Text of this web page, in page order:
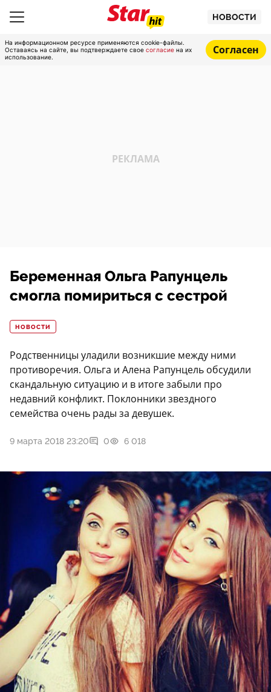
НОВОСТИ
На информационном ресурсе применяются cookie-файлы.
Оставаясь на сайте, вы подтверждаете свое согласие на их
использование.
Согласен
Беременная Ольга Рапунцель
смогла помириться с сестрой
НОВОСТИ
Родственницы уладили возникшие между ними
противоречия. Ольга и Алена Рапунцель обсудили
скандальную ситуацию и в итоге забыли про
недавний конфликт. Поклонники звездного
семейства очень рады за девушек.
9 марта 2018 23:20 0 6 018